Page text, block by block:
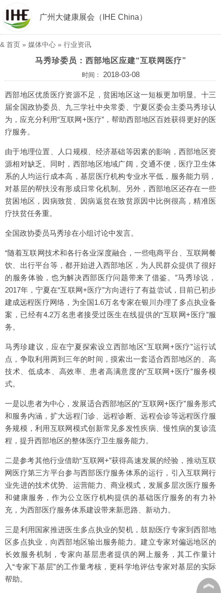
广州大健康展会（IHE China）
& 首页 » 媒体中心 » 行业资讯
马秀珍委员：西部地区应建“互联网医疗”
时间： 2018-03-08
西部地区优质医疗资源不足，贫困地区这一短板更加明显。十三
届全国政协委员、九三学社中央常委、宁夏区委会主委马秀珍认
为，应充分利用“互联网+医疗”，帮助西部地区百姓获得更好的医
疗服务。
由于地理位置、人口规模、经济基础等因素的影响，西部地区资
源相对缺乏。同时，西部地区地域广阔，交通不便，医疗卫生体
系的人均运行成本高，基层医疗机构专业水平低，服务能力弱，
对基层的帮扶没有形成日常化机制。另外，西部地区还存在一些
贫困地区，因病致贫、因病返贫在致贫原因中比例很高，精准医
疗扶贫任务重。
全国政协委员马秀珍在小组讨论中发言。
“随着互联网技术和各行各业深度融合，一些电商平台、互联网餐
饮、出行平台等，都开始进入西部地区，为人民群众提供了很好
的服务体验，也为解决西部医疗问题带来了借鉴。”马秀珍说，
2017年，宁夏在“互联网+医疗”方向进行了有益尝试，目前已初步
建成远程医疗网络，为全国1.6万名专家在银川办理了多点执业备
案，已经有4.2万名患者接受过医生在线提供的“互联网+医疗”服
务。
马秀珍建议，应在宁夏探索设立西部地区“互联网+医疗”运行试
点，争取利用两到三年的时间，摸索出一套适合西部地区的、高
技术、低成本、高效率、患者高满意度的“互联网+医疗”服务模
式。
一是以患者为中心，发展适合西部地区的“互联网+医疗”服务形式
和服务内涵，扩大远程门诊、远程诊断、远程会诊等远程医疗服
务规模，利用互联网模式创新常见多发性疾病、慢性病的复诊流
程，提升西部地区的整体医疗卫生服务能力。
二是参考其他行业借助“互联网+”获得高速发展的经验，推动互联
网医疗第三方平台参与西部医疗服务体系的运行，引入互联网行
业先进的技术优势、运营能力、商业模式，发展多层次医疗服务
和健康服务，作为公立医疗机构提供的基础医疗服务的有力补
充，为西部医疗服务体系建设带来新思路、新动力。
三是利用国家推进医生多点执业的契机，鼓励医疗专家到西部地
区多点执业，向西部地区输出服务能力。建立专家对偏远地区的
长效服务机制，专家向基层患者提供的网上服务，其工作量计
入“专家下基层”的工作量考核，更科学地评估专家对基层的实际
帮助。
︽